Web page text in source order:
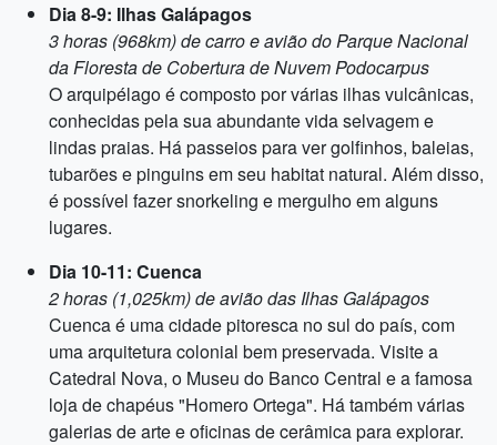
Dia 8-9: Ilhas Galápagos
3 horas (968km) de carro e avião do Parque Nacional
da Floresta de Cobertura de Nuvem Podocarpus
O arquipélago é composto por várias ilhas vulcânicas,
conhecidas pela sua abundante vida selvagem e
lindas praias. Há passeios para ver golfinhos, baleias,
tubarões e pinguins em seu habitat natural. Além disso,
é possível fazer snorkeling e mergulho em alguns
lugares.
Dia 10-11: Cuenca
2 horas (1,025km) de avião das Ilhas Galápagos
Cuenca é uma cidade pitoresca no sul do país, com
uma arquitetura colonial bem preservada. Visite a
Catedral Nova, o Museu do Banco Central e a famosa
loja de chapéus "Homero Ortega". Há também várias
galerias de arte e oficinas de cerâmica para explorar.